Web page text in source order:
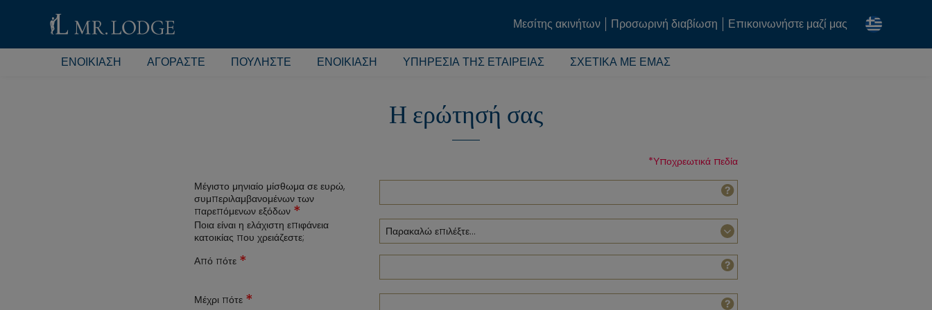
Μεσίτης ακινήτων Προσωρινή διαβίωση Επικοινωνήστε μαζί μας
ΕΝΟΙΚΊΑΣΗ ΑΓΟΡΆΣΤΕ ΠΟΥΛΉΣΤΕ ΕΝΟΙΚΊΑΣΗ ΥΠΗΡΕΣΊΑ ΤΗΣ ΕΤΑΙΡΕΊΑΣ ΣΧΕΤΙΚΆ ΜΕ ΕΜΆΣ
Η ερώτησή σας
*Υποχρεωτικά πεδία
Μέγιστο μηνιαίο μίσθωμα σε ευρώ,
συμπεριλαμβανομένων των
παρεπόμενων εξόδων *
Ποια είναι η ελάχιστη επιφάνεια
κατοικίας που χρειάζεστε;
Από πότε *
Μέχρι πότε *